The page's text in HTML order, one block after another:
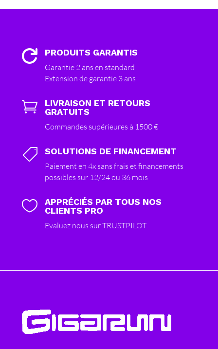
 PRODUITS GARANTIS
Garantie 2 ans en standard
Extension de garantie 3 ans

LIVRAISON ET RETOURS
GRATUITS
Commandes supérieures à 1500 €
 SOLUTIONS DE FINANCEMENT
Paiement en 4x sans frais et financements
possibles sur 12/24 ou 36 mois

APPRÉCIÉS PAR TOUS NOS
CLIENTS PRO
Evaluez nous sur TRUSTPILOT